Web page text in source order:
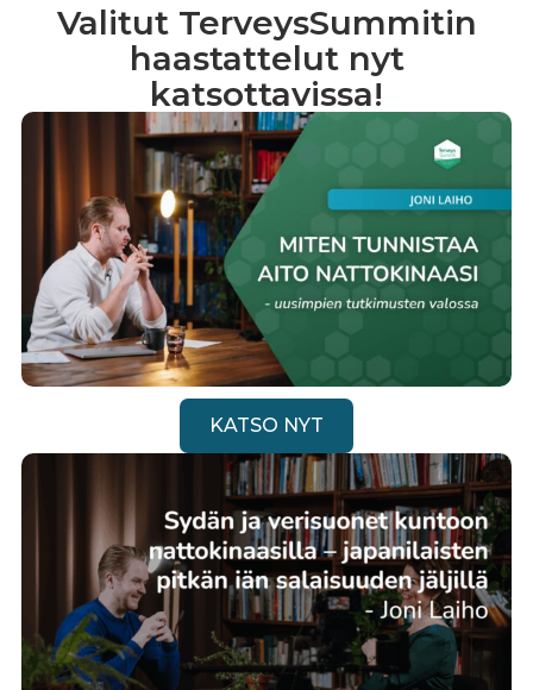
Valitut TerveysSummitin
haastattelut nyt
katsottavissa!
KATSO NYT